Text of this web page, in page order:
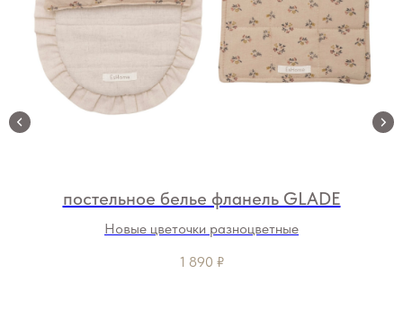
постельное белье фланель GLADE
Новые цветочки разноцветные
1 890 ₽